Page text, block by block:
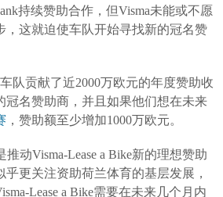
持续赞助合作，但Visma未能或不愿
，这就迫使车队开始寻找新的冠名赞
队贡献了近2000万欧元的年度赞助收
冠名赞助商，并且如果他们想在未来
，赞助额至少增加1000万欧元。
推动Visma-Lease a Bike新的理想赞助
更关注资助荷兰体育的基层发展，
Lease a Bike需要在未来几个月内